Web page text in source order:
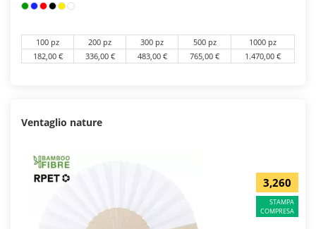
100 pz 200 pz 300 pz 500 pz
1000 pz
182,00 €
336,00 € 483,00 € 765,00 € 1.470,00 €
Ventaglio nature
3,260
STAMPA
COMPRESA